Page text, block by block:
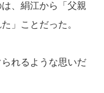
、絹江から「父親
」ことだった。
れるような思いだ